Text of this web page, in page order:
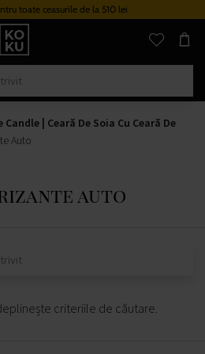
toate ceasurile de la 510 lei
Candle | Ceară De Soia Cu Ceară De
Auto
auto
criteriile de căutare.